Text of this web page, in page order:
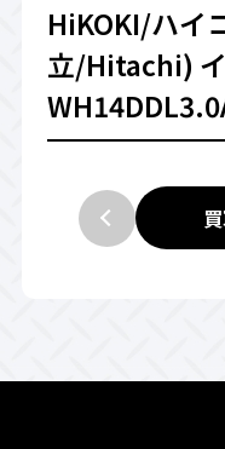
HiKOKI/ハイ
立/Hitachi)